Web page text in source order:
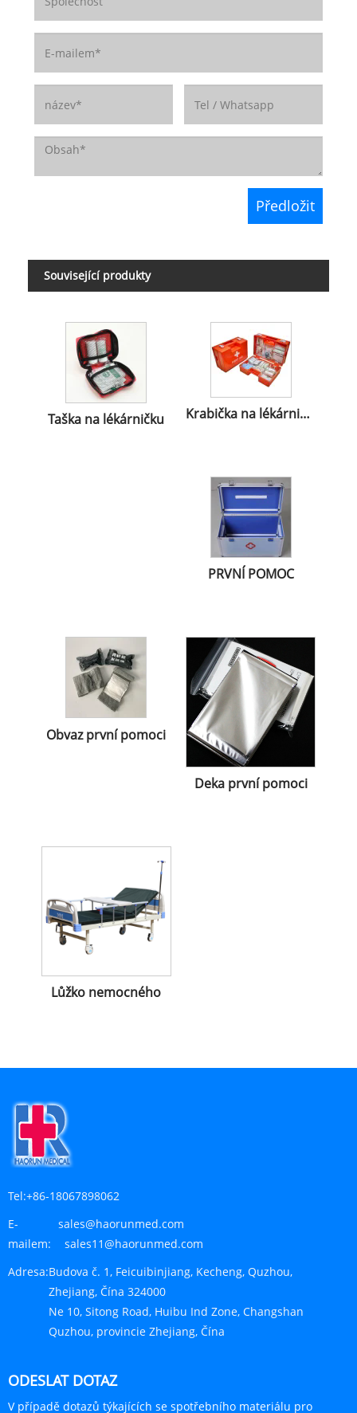
Související produkty
Taška na lékárničku Krabička na lékárničku
PRVNÍ POMOC
Obvaz první pomoci
Deka první pomoci
Lůžko nemocného
Tel:+86-18067898062
E-
mailem:
sales@haorunmed.com
sales11@haorunmed.com
Adresa:Budova č. 1, Feicuibinjiang, Kecheng, Quzhou,
Zhejiang, Čína 324000
Ne 10, Sitong Road, Huibu Ind Zone, Changshan
Quzhou, provincie Zhejiang, Čína
ODESLAT DOTAZ
V případě dotazů týkajících se spotřebního materiálu pro